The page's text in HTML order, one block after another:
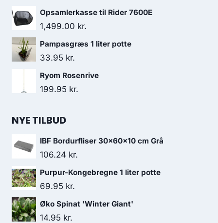
Opsamlerkasse til Rider 7600E
1,499.00 kr.
Pampasgræs 1 liter potte
33.95 kr.
Ryom Rosenrive
199.95 kr.
NYE TILBUD
IBF Bordurfliser 30x60x10 cm Grå
106.24 kr.
Purpur-Kongebregne 1 liter potte
69.95 kr.
Øko Spinat 'Winter Giant'
14.95 kr.